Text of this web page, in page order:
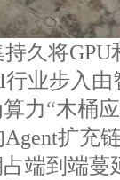
将GPU
业步入
力“木桶
扩充
端到端蔓